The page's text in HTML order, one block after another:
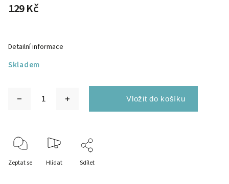
129 Kč
Skladem
Detailní informace
Zeptat se Hlídat Sdílet